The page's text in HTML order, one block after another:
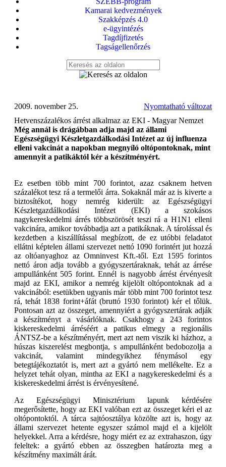
Kamarai kedvezmények
Szakképzés 4.0
e-ügyintézés
Tagdíjfizetés
Tagságellenőrzés
Nyomtatható változat
2009. november 25.
Hetvenszázalékos árrést alkalmaz az EKI - Magyar Nemzet
Még annál is drágábban adja majd az állami
Egészségügyi Készletgazdálkodási Intézet az új influenza
elleni vakcinát a napokban megnyíló oltópontoknak, mint
amennyit a patikáktól kér a készítményért.
Ez esetben több mint 700 forintot, azaz csaknem hetven
százalékot tesz rá a termelői árra. Sokaknál már az is kiverte a
biztosítékot, hogy nemrég kiderült: az Egészségügyi
Készletgazdálkodási Intézet (EKI) a szokásos
nagykereskedelmi árrés többszörösét teszi rá a H1N1 elleni
vakcinára, amikor továbbadja azt a patikáknak. A tárolással és
kezdetben a kiszállítással megbízott, de ez utóbbi feladatot
ellátni képtelen állami szervezet nettó 1090 forintért jut hozzá
az oltóanyaghoz az Omninvest Kft.-től. Ezt 1595 forintos
nettó áron adja tovább a gyógyszertáraknak, tehát az árrése
ampullánként 505 forint. Ennél is nagyobb árrést érvényesít
majd az EKI, amikor a nemrég kijelölt oltópontoknak ad a
vakcinából: esetükben ugyanis már több mint 700 forintot tesz
rá, tehát 1838 forint+áfát (bruttó 1930 forintot) kér el tőlük.
Pontosan azt az összeget, amennyiért a gyógyszertárak adják
a készítményt a vásárlóknak. Csakhogy a 243 forintos
kiskereskedelmi árréséért a patikus elmegy a regionális
ÁNTSZ-be a készítményért, mert azt nem viszik ki házhoz, a
húszas kiszerelést megbontja, s ampullánként bedobozolja a
vakcinát, valamint mindegyikhez fénymásol egy
betegtájékoztatót is, mert azt a gyártó nem mellékelte. Ez a
helyzet tehát olyan, mintha az EKI a nagykereskedelmi és a
kiskereskedelmi árrést is érvényesítené.
Az Egészségügyi Minisztérium lapunk kérdésére
megerősítette, hogy az EKI valóban ezt az összeget kéri el az
oltópontoktól. A tárca sajtóosztálya közölte azt is, hogy az
állami szervezet hetente egyszer számol majd el a kijelölt
helyekkel. Arra a kérdésre, hogy miért ez az extrahaszon, úgy
feleltek: a gyártó ebben az összegben határozta meg a
készítmény maximált árát.